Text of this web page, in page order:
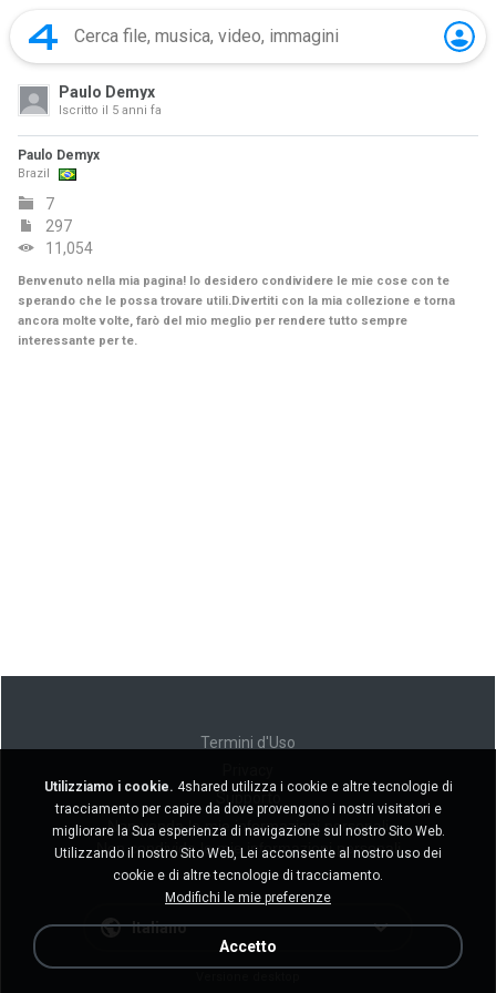
Paulo Demyx
Iscritto il 5 anni fa
Paulo Demyx
Brazil
7
297
11,054
Benvenuto nella mia pagina! Io desidero condividere le mie cose con te
sperando che le possa trovare utili.Divertiti con la mia collezione e torna
ancora molte volte, farò del mio meglio per rendere tutto sempre
interessante per te.
Termini d'Uso
Non venda le mie informazioni personali
Non condivida le mie informazioni personali
Italiano
Utilizziamo i cookie. 4shared utilizza i cookie e altre tecnologie di
tracciamento per capire da dove provengono i nostri visitatori e
migliorare la Sua esperienza di navigazione sul nostro Sito Web.
Utilizzando il nostro Sito Web, Lei acconsente al nostro uso dei
cookie e di altre tecnologie di tracciamento.
Modifichi le mie preferenze
Accetto